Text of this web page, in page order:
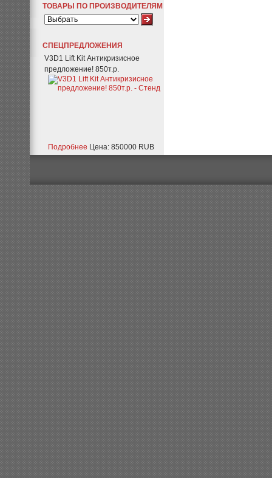
ТОВАРЫ ПО ПРОИЗВОДИТЕЛЯМ
СПЕЦПРЕДЛОЖЕНИЯ
V3D1 Lift Kit Антикризисное
предложение! 850т.р.
Подробнее Цена: 850000 RUB